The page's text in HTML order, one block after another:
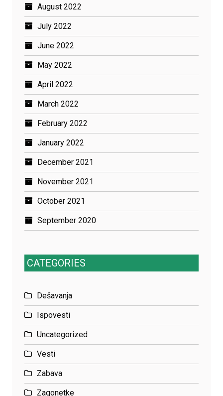
August 2022
July 2022
June 2022
May 2022
April 2022
March 2022
February 2022
January 2022
December 2021
November 2021
October 2021
September 2020
CATEGORIES
Dešavanja
Ispovesti
Uncategorized
Vesti
Zabava
Zagonetke